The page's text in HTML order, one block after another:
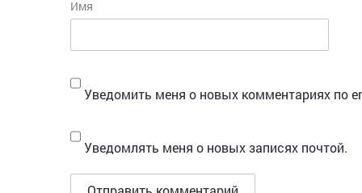
Имя
Уведомить меня о новых комментариях по
Уведомлять меня о новых записях почтой.